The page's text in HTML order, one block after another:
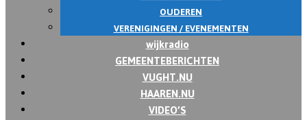
OUDEREN
VERENIGINGEN / EVENEMENTEN
wijkradio
GEMEENTEBERICHTEN
VUGHT.NU
HAAREN.NU
VIDEO’S